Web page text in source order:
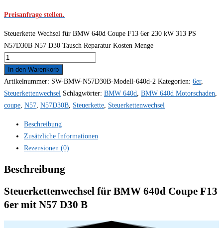
Preisanfrage stellen.
Steuerkette Wechsel für BMW 640d Coupe F13 6er 230 kW 313 PS
N57D30B N57 D30 Tausch Reparatur Kosten Menge
In den Warenkorb
Artikelnummer: SW-BMW-N57D30B-Modell-640d-2 Kategorien: 6er,
Steuerkettenwechsel Schlagwörter: BMW 640d BMW 640d Motorschaden
coupe N57 N57D30B Steuerkette Steuerkettenwechsel
Beschreibung
Zusätzliche Informationen
Rezensionen (0)
Beschreibung
Steuerkettenwechsel für BMW 640d Coupe F13
6er mit N57 D30 B